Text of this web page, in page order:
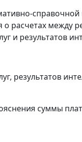
расчетах между
и результатов
результатов
суммы